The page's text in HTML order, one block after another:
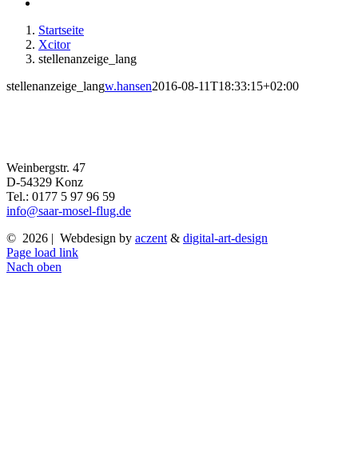
Startseite
Xcitor
stellenanzeige_lang
stellenanzeige_langw.hansen2016-08-11T18:33:15+02:00
Weinbergstr. 47
D-54329 Konz
Tel.: 0177 5 97 96 59
info@saar-mosel-flug.de
© 2026 | Webdesign by aczent & digital-art-design
Page load link
Nach oben